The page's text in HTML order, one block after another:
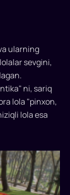
ularning
sevgini,
ni, sariq
lola "pinxon,
lola esa